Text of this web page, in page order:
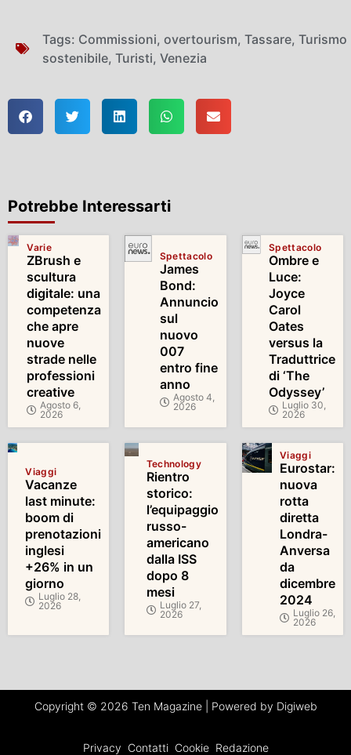
Tags: Commissioni, overtourism, Tassare, Turismo
sostenibile, Turisti, Venezia
Potrebbe Interessarti
Varie
ZBrush e
scultura
digitale: una
competenza
che apre
nuove
strade nelle
professioni
creative
Agosto 6,
2026
Spettacolo
James
Bond:
Annuncio
sul
nuovo
007
entro fine
anno
Agosto 4,
2026
Spettacolo
Ombre e
Luce:
Joyce
Carol
Oates
versus la
Traduttrice
di ‘The
Odyssey’
Luglio 30,
2026
Viaggi
Vacanze
last minute:
boom di
prenotazioni
inglesi
+26% in un
giorno
Luglio 28,
2026
Technology
Rientro
storico:
l’equipaggio
russo-
americano
dalla ISS
dopo 8
mesi
Luglio 27,
2026
Viaggi
Eurostar:
nuova
rotta
diretta
Londra-
Anversa
da
dicembre
2024
Luglio 26,
2026
Copyright © 2026 Ten Magazine | Powered by Digiweb
Privacy Contatti Cookie Redazione